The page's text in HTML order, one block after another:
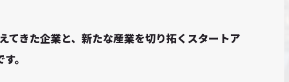
てきた企業と、新たな産業を切り拓くスタートア
。